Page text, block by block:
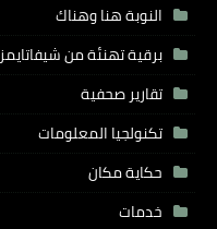
النوبة هنا وهناك
برقية تهنئة من شيفاتايمز
تقارير صحفية
تكنولجيا المعلومات
حكاية مكان
خدمات